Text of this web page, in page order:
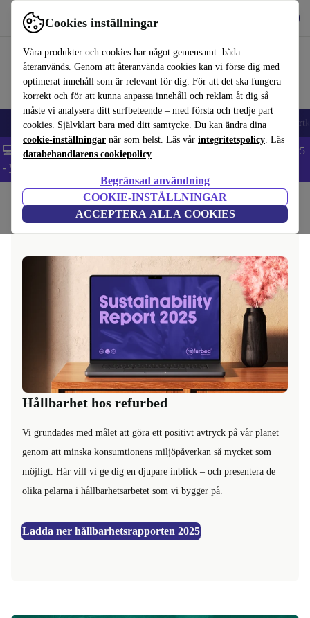
Cookies inställningar
Våra produkter och cookies har något gemensamt: båda
återanvänds. Genom att återanvända cookies kan vi förse dig med
optimerat innehåll som är relevant för dig. För att det ska fungera
korrekt och för att kunna anpassa innehåll och reklam åt dig så
måste vi analysera ditt surfbeteende – med första och tredje part
cookies. Självklart bara med ditt samtycke. Du kan ändra dina
cookie-inställningar när som helst. Läs vår integritetspolicy. Läs
databehandlarens cookiepolicy.
Begränsad användning
COOKIE-INSTÄLLNINGAR
ACCEPTERA ALLA COOKIES
Använd refurbed snabbt och enkelt
🎒 Back to school Mobiltelefoner Bärbara datorer Surfplattor
💻 Extra 5% rabatt på alla MacBooks och laptops - Code: LAPTOP5
- Villkor
Hållbarhet hos refurbed
Vi grundades med målet att göra ett positivt avtryck på vår planet
genom att minska konsumtionens miljöpåverkan så mycket som
möjligt. Här vill vi ge dig en djupare inblick – och presentera de
olika pelarna i hållbarhetsarbetet som vi bygger på.
Ladda ner hållbarhetsrapporten 2025